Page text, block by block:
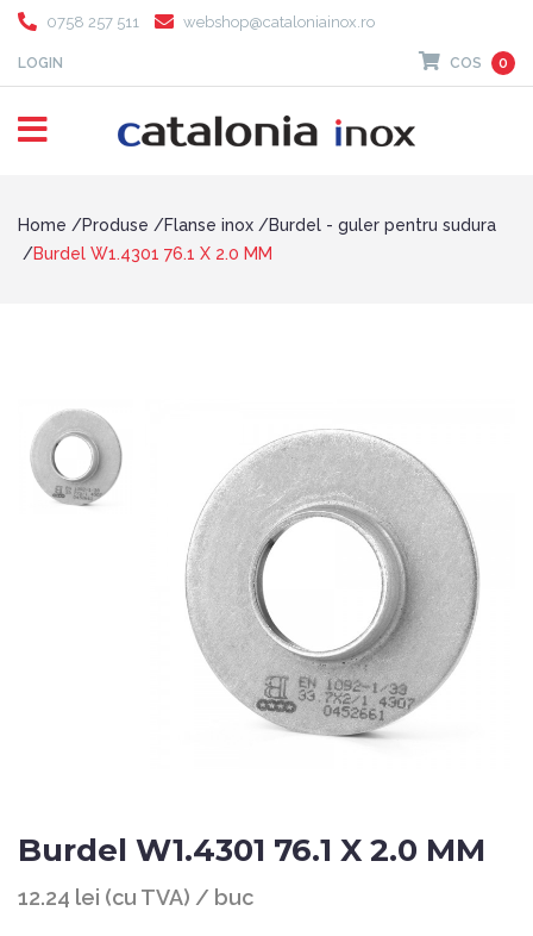
0758 257 511 webshop@cataloniainox.ro
LOGIN COS 0
Home Produse Flanse inox
Burdel - guler pentru sudura
Burdel W1.4301 76.1 X 2.0 MM
Burdel W1.4301 76.1 X 2.0 MM
12.24 lei (cu TVA) / buc